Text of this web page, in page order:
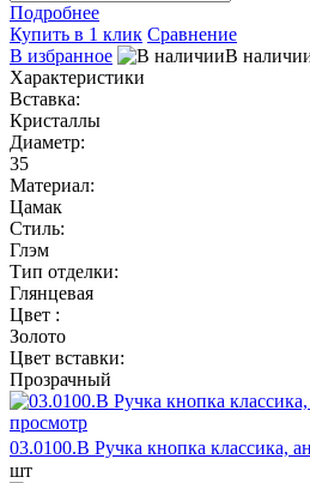
Подробнее
Купить в 1 клик Сравнение
В избранное
В
Характеристики
Вставка:
Кристаллы
Диаметр:
35
Материал:
Цамак
Стиль:
Глэм
Тип отделки:
Глянцевая
Цвет :
Золото
Цвет вставки:
Прозрачный
просмотр
03.0100.B Ручка кнопка классика,
шт